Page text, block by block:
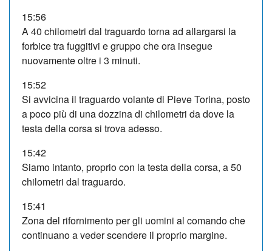
15:56
A 40 chilometri dal traguardo torna ad allargarsi la
forbice tra fuggitivi e gruppo che ora insegue
nuovamente oltre i 3 minuti.
15:52
Si avvicina il traguardo volante di Pieve Torina, posto
a poco più di una dozzina di chilometri da dove la
testa della corsa si trova adesso.
15:42
Siamo intanto, proprio con la testa della corsa, a 50
chilometri dal traguardo.
15:41
Zona del rifornimento per gli uomini al comando che
continuano a veder scendere il proprio margine.